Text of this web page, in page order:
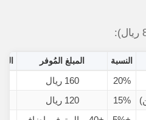
النسبة المبلغ المُوفر
20% 160 ريال
15% 120 ريال